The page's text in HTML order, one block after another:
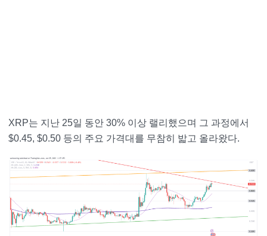
XRP는 지난 25일 동안 30% 이상 랠리했으며 그 과정에서
$0.45, $0.50 등의 주요 가격대를 무참히 밟고 올라왔다.